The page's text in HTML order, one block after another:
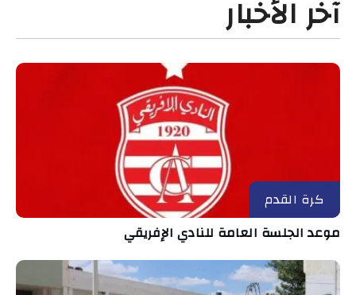
آخر الأخبار
كرة القدم
موعد الجلسة العامة للنادي الإفريقي